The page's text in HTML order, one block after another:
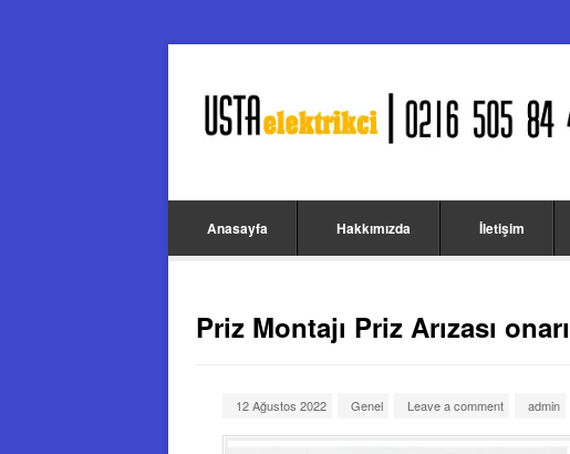
Anasayfa Hakkımızda İletişim
Priz Montajı Priz Arızası
12 Ağustos 2022 Genel Leave a comment admin